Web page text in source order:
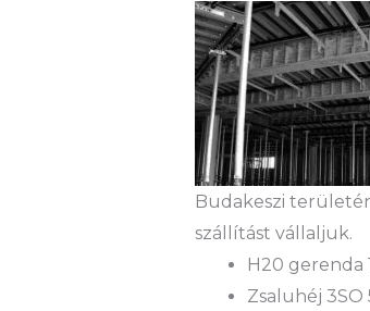
Budakeszi
szállítást vállaljuk.
H20 gerenda
Zsaluhéj 3SO